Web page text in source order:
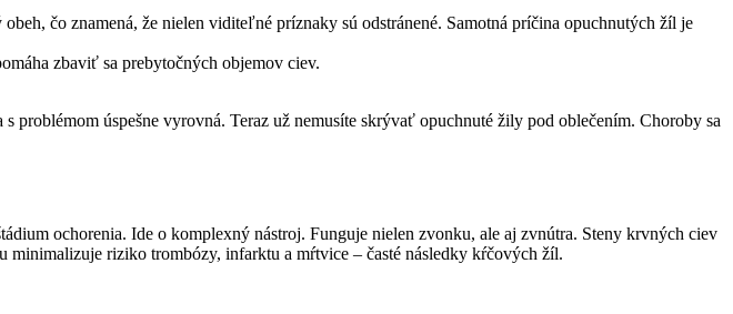
čo znamená, že nielen viditeľné príznaky sú odstránené. Samotná príčina opuchnutých žíl je
zbaviť sa prebytočných objemov ciev.
problémom úspešne vyrovná. Teraz už nemusíte skrývať opuchnuté žily pod oblečením. Choroby sa
ochorenia. Ide o komplexný nástroj. Funguje nielen zvonku, ale aj zvnútra. Steny krvných ciev
minimalizuje riziko trombózy, infarktu a mŕtvice – časté následky kŕčových žíl.